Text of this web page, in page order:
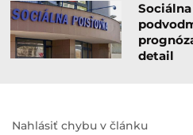
detail
Nahlásiť chybu v článku